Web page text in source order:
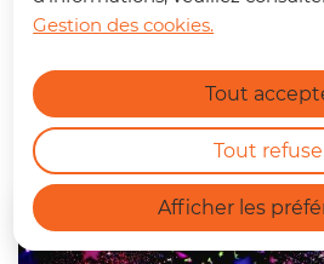
Gestion des cookies.
Afficher les
Tout
Tout
Connaître l'horaire du
votre arrêt.
Consulter les tracés et
https://terredes2caps.fr/
Find out more
Agenda des
Accès